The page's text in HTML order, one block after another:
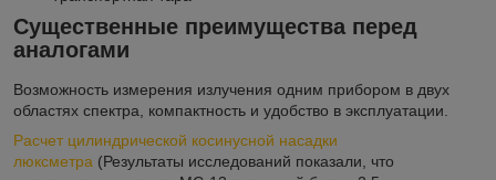
Существенные преимущества перед
аналогами
Возможность измерения излучения одним прибором в двух
областях спектра, компактность и удобство в эксплуатации.
Расчет цилиндрической косинусной насадки
люксметра (Результаты исследований показали, что